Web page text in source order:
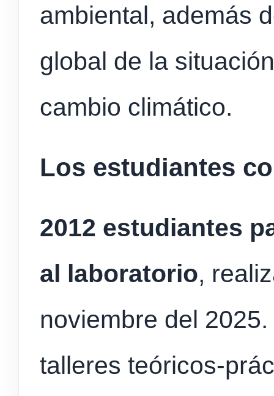
ambiental, además
global de la
cambio climático.
Los estudiantes
2012 estudiantes
al laboratorio,
noviembre del
talleres teóricos-